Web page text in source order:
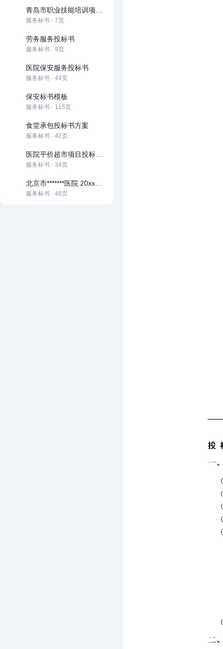
服务标书 · 7页
劳务服务投标书
服务标书 · 9页
医院保安服务投标书
服务标书 · 44页
保安标书模板
服务标书 · 115页
食堂承包投标书方案
服务标书 · 42页
服务标书 · 34页
服务标书 · 48页